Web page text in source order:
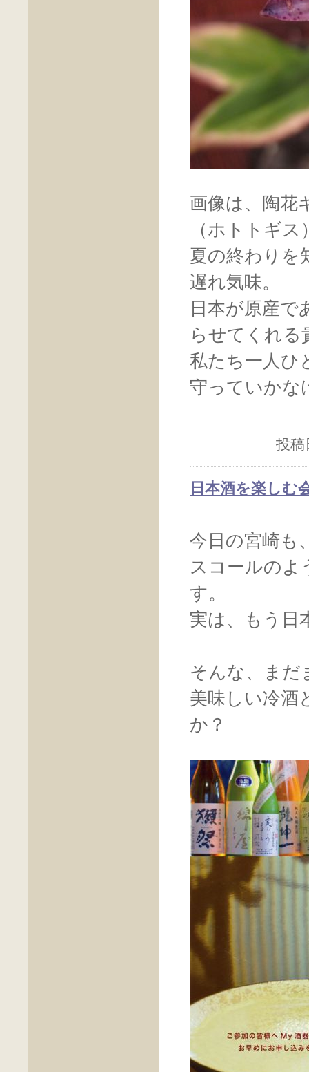
画像は、陶花
（ホトトギス
夏の終わりを
遅れ気味。
日本が原産で
らせてくれる
私たち一人ひ
守っていかな
投稿
日本酒を楽しむ
今日の宮崎も
スコールのよ
す。
実は、もう日
そんな、まだ
美味しい冷酒
か？